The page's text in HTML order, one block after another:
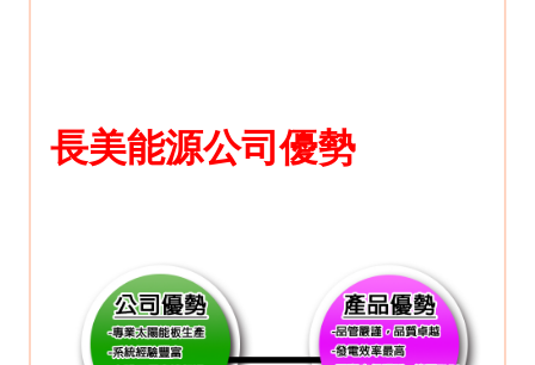
長美能源公司優勢